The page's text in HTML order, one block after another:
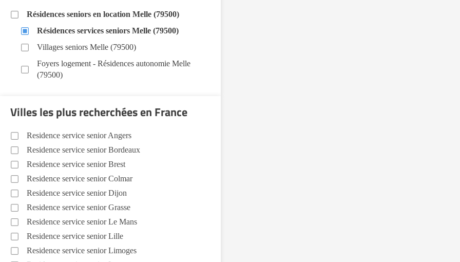
Résidences seniors en location Melle (79500)
Résidences services seniors Melle (79500)
Villages seniors Melle (79500)
Foyers logement - Résidences autonomie Melle
(79500)
Villes les plus recherchées en France
Residence service senior Angers
Residence service senior Bordeaux
Residence service senior Brest
Residence service senior Colmar
Residence service senior Dijon
Residence service senior Grasse
Residence service senior Le Mans
Residence service senior Lille
Residence service senior Limoges